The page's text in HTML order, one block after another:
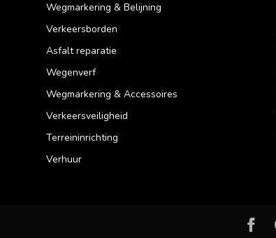
Wegmarkering & Belijning
Verkeersborden
Asfalt reparatie
Wegenverf
Wegmarkering & Accessoires
Verkeersveiligheid
Terreininrichting
Verhuur